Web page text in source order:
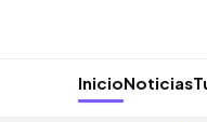
InicioNoticias